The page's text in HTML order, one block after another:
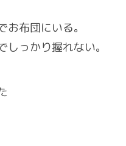
布団にいる。
っかり握れない。